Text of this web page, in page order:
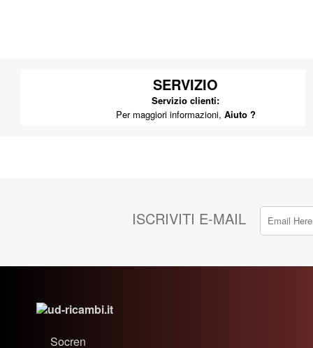
SERVIZIO
Servizio clienti:
Per maggiori informazioni, Aiuto ?
ISCRIVITI E-MAIL
Socren